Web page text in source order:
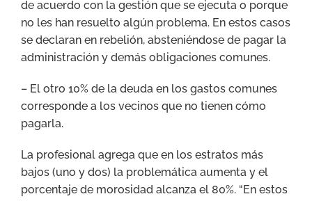
de acuerdo con la gestión que se ejecuta o porque
no les han resuelto algún problema. En estos casos
se declaran en rebelión, absteniéndose de pagar la
administración y demás obligaciones comunes.
– El otro 10% de la deuda en los gastos comunes
corresponde a los vecinos que no tienen cómo
pagarla.
La profesional agrega que en los estratos más
bajos (uno y dos) la problemática aumenta y el
porcentaje de morosidad alcanza el 80%. “En estos